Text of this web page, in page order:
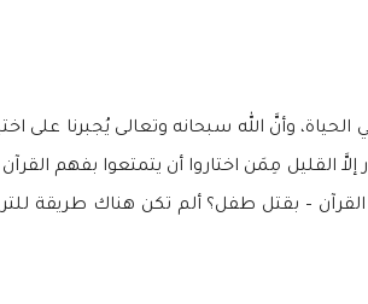
وأنَّ الله سبحانه وتعالى يُجبرنا على
مِمَن اختاروا أن يتمتعوا بفهم
القرآن – بقتل طفل؟ ألم تكن هناك طريقة